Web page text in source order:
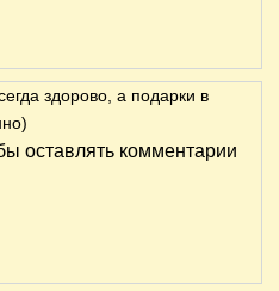
здорово, а подарки в
оставлять комментарии